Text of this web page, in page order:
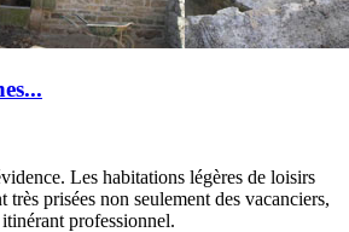
Les habitations légères de loisirs
très prisées non seulement des vacanciers,
professionnel.